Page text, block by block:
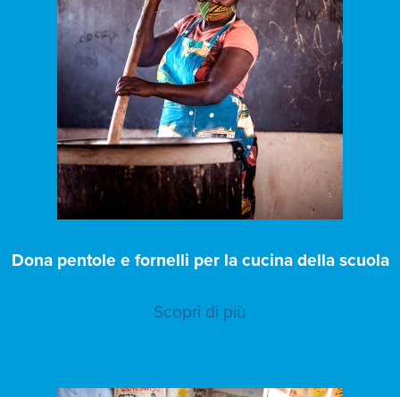
Dona pentole e fornelli per la cucina della scuola
Scopri di più